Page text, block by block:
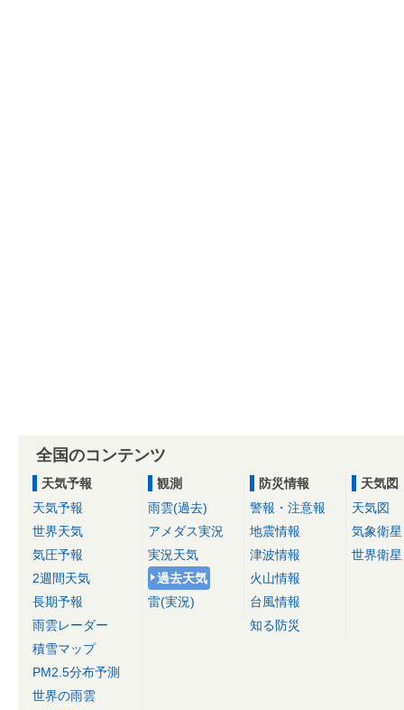
全国のコンテンツ
天気予報
天気予報
世界天気
気圧予報
2週間天気
長期予報
雨雲レーダー
積雪マップ
PM2.5分布予測
世界の雨雲
観測
雨雲(過去)
アメダス実況
実況天気
過去天気
雷(実況)
防災情報
警報・注意報
地震情報
津波情報
火山情報
台風情報
知る防災
天気図
天気図
気象衛星
世界衛星